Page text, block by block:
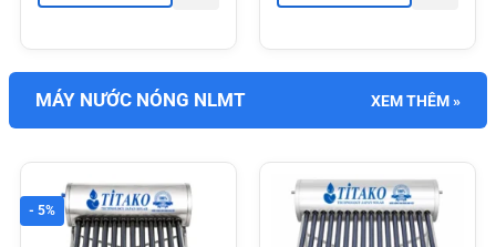
MÁY NƯỚC NÓNG NLMT XEM THÊM »
- 5%